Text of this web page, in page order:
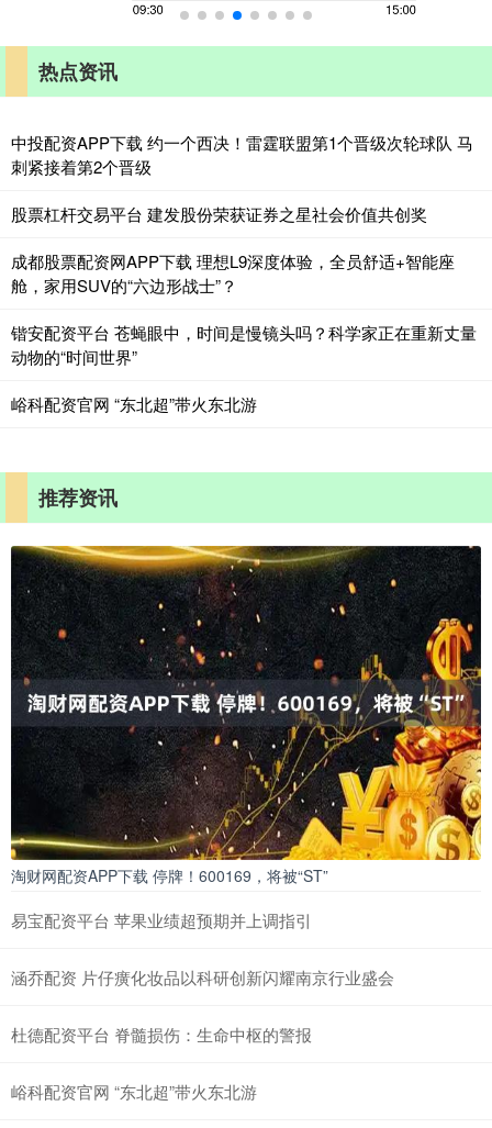
热点资讯
中投配资APP下载 约一个西决！雷霆联盟第1个晋级次轮球队 马
刺紧接着第2个晋级
股票杠杆交易平台 建发股份荣获证券之星社会价值共创奖
成都股票配资网APP下载 理想L9深度体验，全员舒适+智能座
舱，家用SUV的“六边形战士”？
锴安配资平台 苍蝇眼中，时间是慢镜头吗？科学家正在重新丈量
动物的“时间世界”
峪科配资官网 “东北超”带火东北游
推荐资讯
淘财网配资APP下载 停牌！600169，将被“ST”
易宝配资平台 苹果业绩超预期并上调指引
涵乔配资 片仔癀化妆品以科研创新闪耀南京行业盛会
杜德配资平台 脊髓损伤：生命中枢的警报
峪科配资官网 “东北超”带火东北游